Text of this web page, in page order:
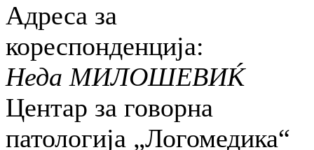
Адреса за
кореспонденција:
Неда МИЛОШЕВИЌ
Центар за говорна
патологија „Логомедика“